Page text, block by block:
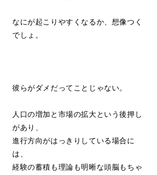
なにが起こりやすくなるか、想像つく
でしょ。
彼らがダメだってことじゃない。
人口の増加と市場の拡大という後押し
があり、
進行方向がはっきりしている場合に
は、
経験の蓄積も理論も明晰な頭脳もちゃ